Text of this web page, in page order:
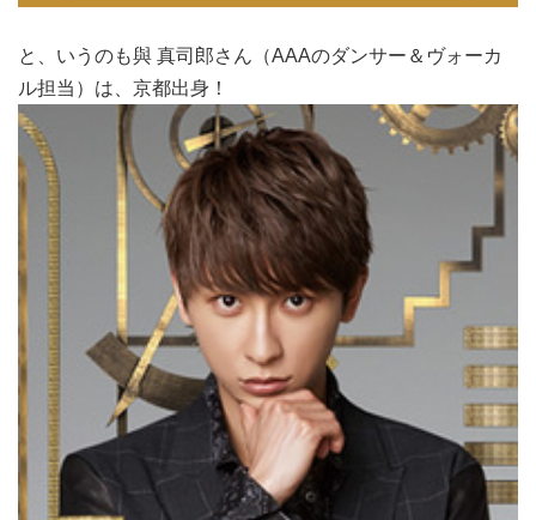
と、いうのも與 真司郎さん（AAAのダンサー＆ヴォーカ
ル担当）は、京都出身！